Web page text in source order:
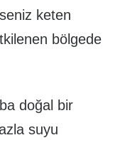
keten
bölgede
doğal bir
suyu